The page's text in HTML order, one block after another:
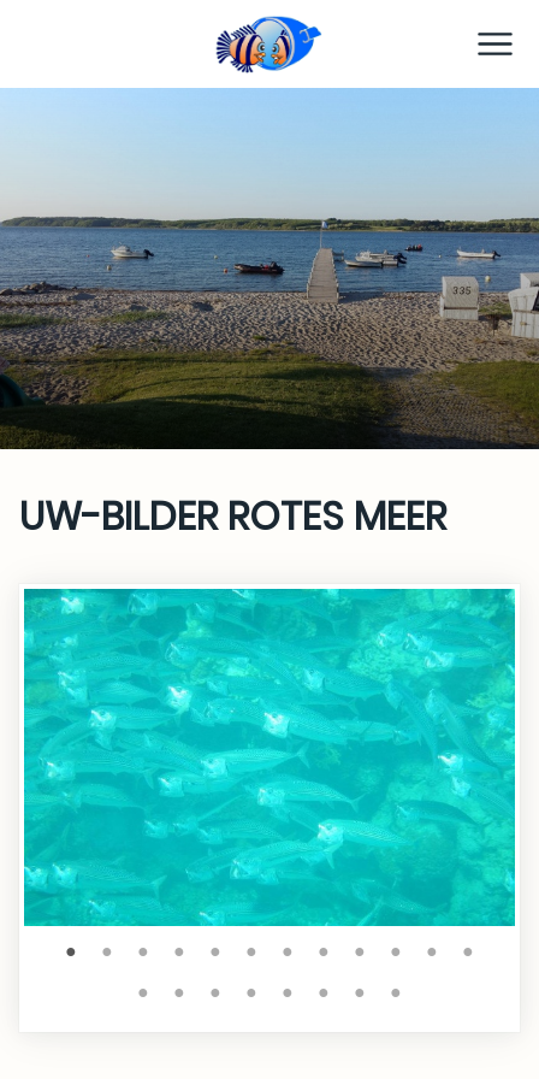
UW-BILDER ROTES MEER
● ● ● ● ● ● ● ● ● ● ●
●
●
● ● ● ● ● ● ●